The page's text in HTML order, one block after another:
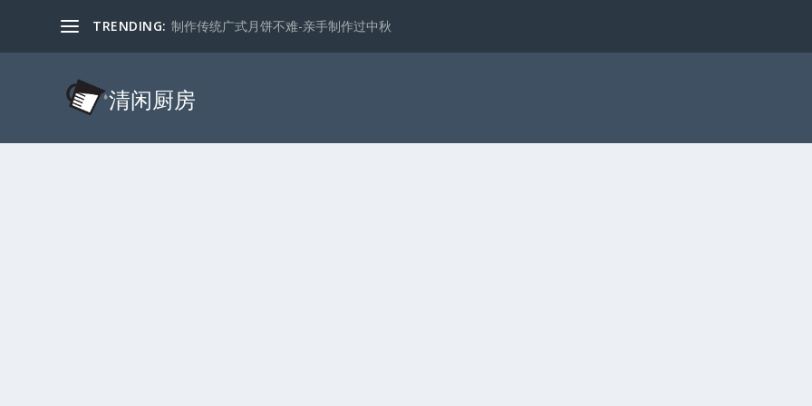
TRENDING: 制作传统广式月饼不难-亲手制作过中秋